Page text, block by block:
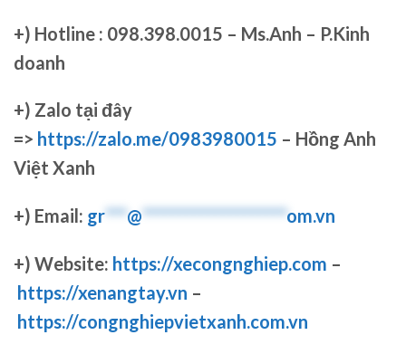
+) Hotline : 098.398.0015 – Ms.Anh – P.Kinh
doanh
+) Zalo tại đây
=> https://zalo.me/0983980015 – Hồng Anh
Việt Xanh
+) Email: gr***@********************om.vn
+) Website: https://xecongnghiep.com –
https://xenangtay.vn –
https://congnghiepvietxanh.com.vn